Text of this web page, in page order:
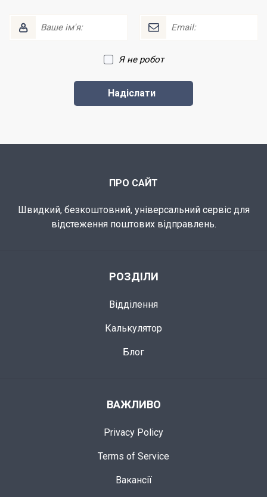
Я не робот
ПРО САЙТ
Швидкий, безкоштовний, універсальний сервіс для
відстеження поштових відправлень.
РОЗДІЛИ
Відділення
Калькулятор
Блог
ВАЖЛИВО
Privacy Policy
Terms of Service
Вакансії